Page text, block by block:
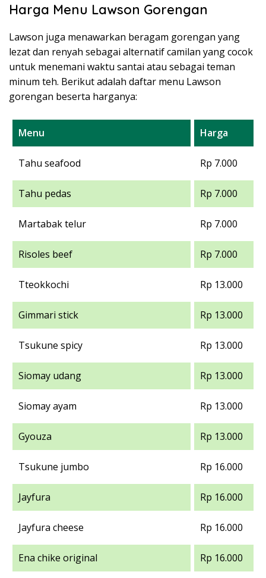
Harga Menu Lawson Gorengan
Lawson juga menawarkan beragam gorengan yang
lezat dan renyah sebagai alternatif camilan yang cocok
untuk menemani waktu santai atau sebagai teman
minum teh. Berikut adalah daftar menu Lawson
gorengan beserta harganya:
Menu Harga
Tahu seafood Rp 7.000
Tahu pedas Rp 7.000
Martabak telur Rp 7.000
Risoles beef Rp 7.000
Tteokkochi Rp 13.000
Gimmari stick Rp 13.000
Tsukune spicy Rp 13.000
Siomay udang Rp 13.000
Siomay ayam Rp 13.000
Gyouza Rp 13.000
Tsukune jumbo Rp 16.000
Jayfura Rp 16.000
Jayfura cheese Rp 16.000
Ena chike original Rp 16.000